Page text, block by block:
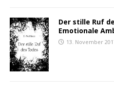
Der stille Ruf
Emotionale
13. November